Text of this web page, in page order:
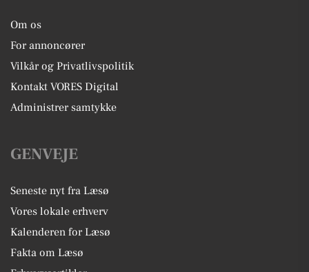
Om os
For annoncører
Vilkår og Privatlivspolitik
Kontakt VORES Digital
Administrer samtykke
GENVEJE
Seneste nyt fra Læsø
Vores lokale erhverv
Kalenderen for Læsø
Fakta om Læsø